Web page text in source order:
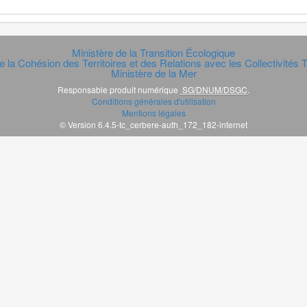
Ministère de la Transition Écologique
la Cohésion des Territoires et des Relations avec les Collectivités
Ministère de la Mer
Responsable produit numérique SG/DNUM/DSGC
Conditions générales d'utilisation
Mentions légales
© Version 6.4.5-tc_cerbere-auth_172_182-internet